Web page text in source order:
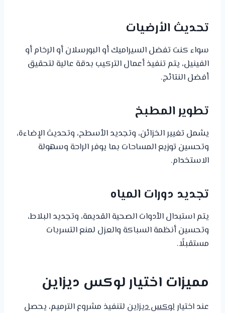
تحديث الأرضيات
سواء كنت تفضل السيراميك أو البورسلان أو الرخام أو
الفينيل، يتم تنفيذ أعمال التركيب بدقة عالية لتحقيق
أفضل النتائج.
تطوير المطبخ
يشمل تغيير الخزائن، وتجديد الأسطح، وتحديث الإضاءة،
وتحسين توزيع المساحات بما يوفر الراحة وسهولة
الاستخدام.
تجديد دورات المياه
يتم استبدال الأدوات الصحية القديمة، وتجديد البلاط،
وتحسين أنظمة السباكة والعزل لمنع التسربات
مستقبلًا.
مميزات اختيار لوكس ديزاين
عند اختيارلوكس ديزاين لتنفيذ مشروع الترميم، يحصل